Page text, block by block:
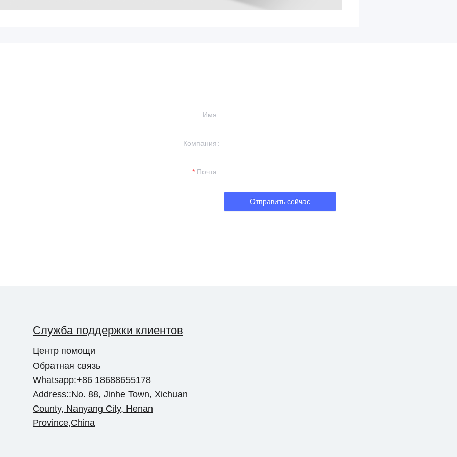
Имя
Компания
Почта
Отправить сейчас
Служба поддержки клиентов
Центр помощи
Обратная связь
Whatsapp:+86 18688655178
Address::No. 88, Jinhe Town, Xichuan
County, Nanyang City, Henan
Province,China